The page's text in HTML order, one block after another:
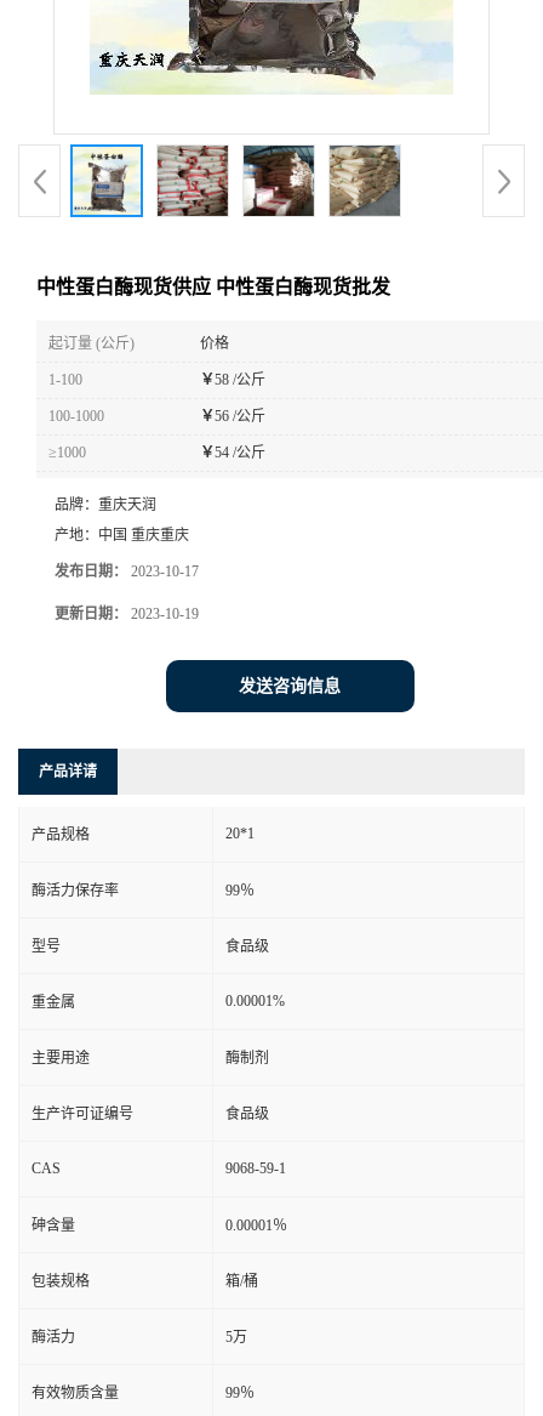
中性蛋白酶现货供应 中性蛋白酶现货批发
起订量 (公斤) 价格
1-100 ￥58 /公斤
100-1000 ￥56 /公斤
≥1000 ￥54 /公斤
品牌： 重庆天润
产地： 中国 重庆重庆
发布日期： 2023-10-17
更新日期： 2023-10-19
发送咨询信息
产品详请
产品规格 20*1
酶活力保存率 99％
型号 食品级
重金属 0.00001%
主要用途 酶制剂
生产许可证编号 食品级
CAS 9068-59-1
砷含量 0.00001％
包装规格 箱/桶
酶活力 5万
有效物质含量 99％